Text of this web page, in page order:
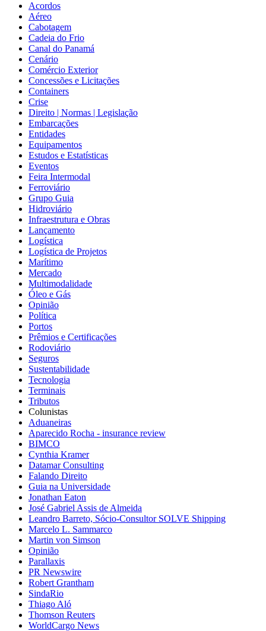
Acordos
Aéreo
Cabotagem
Cadeia do Frio
Canal do Panamá
Cenário
Comércio Exterior
Concessões e Licitações
Containers
Crise
Direito | Normas | Legislação
Embarcações
Entidades
Equipamentos
Estudos e Estatísticas
Eventos
Feira Intermodal
Ferroviário
Grupo Guia
Hidroviário
Infraestrutura e Obras
Lançamento
Logística
Logística de Projetos
Marítimo
Mercado
Multimodalidade
Óleo e Gás
Opinião
Política
Portos
Prêmios e Certificações
Rodoviário
Seguros
Sustentabilidade
Tecnologia
Terminais
Tributos
Colunistas
Aduaneiras
Aparecido Rocha - insurance review
BIMCO
Cynthia Kramer
Datamar Consulting
Falando Direito
Guia na Universidade
Jonathan Eaton
José Gabriel Assis de Almeida
Leandro Barreto, Sócio-Consultor SOLVE Shipping
Marcelo L. Sammarco
Martin von Simson
Opinião
Parallaxis
PR Newswire
Robert Grantham
SindaRio
Thiago Aló
Thomson Reuters
WorldCargo News